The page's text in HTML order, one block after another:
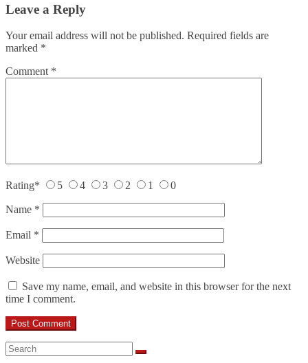
Leave a Reply
Your email address will not be published. Required fields are
marked *
Comment *
Rating* 5 4 3 2 1 0
Name *
Email *
Website
Save my name, email, and website in this browser for the next
time I comment.